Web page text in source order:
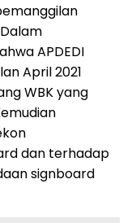
APDEDI
April 2021
WBK yang
dan terhadap
signboard